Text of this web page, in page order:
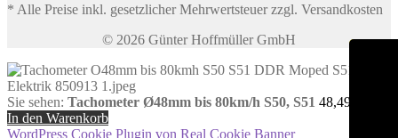
* Alle Preise inkl. gesetzlicher Mehrwertsteuer zzgl. Versandkosten
© 2026 Günter Hoffmüller GmbH
Sie sehen: Tachometer Ø48mm bis 80km/h S50, S51 48,49
In den Warenkorb
WordPress Cookie Plugin von Real Cookie Banner